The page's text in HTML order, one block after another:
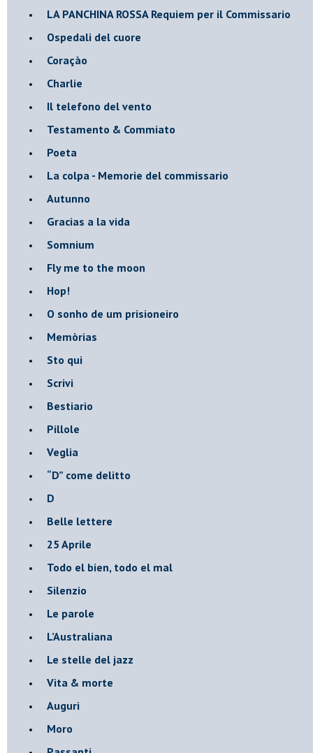
​LA PANCHINA ROSSA Requiem per il Commissario
Ospedali del cuore
Coraçào
Charlie
Il telefono del vento
Testamento & Commiato
Poeta
​La colpa - Memorie del commissario
Autunno
Gracias a la vida
Somnium
Fly me to the moon
Hop!
O sonho de um prisioneiro
Memòrias
Sto qui
Scrivi
Bestiario
Pillole
Veglia
​“D” come delitto
D
Belle lettere
25 Aprile
Todo el bien, todo el mal
Silenzio
Le parole
​L’Australiana
Le stelle del jazz
Vita & morte
Auguri
Moro